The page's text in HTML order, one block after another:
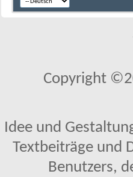
Copyright
Idee und
Textbeiträge und
Benutzers,